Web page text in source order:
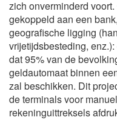
zich onverminderd
gekoppeld aan een
geografische ligging
vrijetijdsbesteding,
dat 95% van de
geldautomaat binnen
zal beschikken. Dit
de terminals voor
rekeninguittreksels